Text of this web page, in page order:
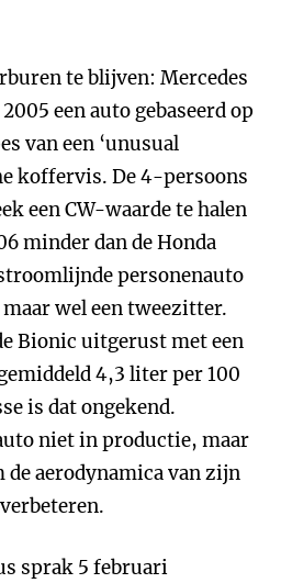
te blijven: Mercedes
een auto gebaseerd op
van een ‘unusual
koffervis. De 4-persoons
een CW-waarde te halen
minder dan de Honda
personenauto
maar wel een tweezitter.
Bionic uitgerust met een
4,3 liter per 100
is dat ongekend.
niet in productie, maar
aerodynamica van zijn
sprak 5 februari